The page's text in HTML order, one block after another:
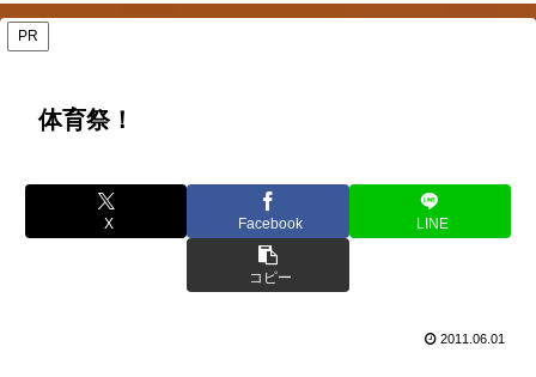
PR
体育祭！
X Facebook LINE
コピー
2011.06.01